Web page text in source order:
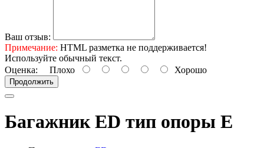
Ваш отзыв:
Примечание: HTML разметка не поддерживается!
Используйте обычный текст.
Оценка: Плохо Хорошо
Продолжить
Багажник ED тип опоры Е